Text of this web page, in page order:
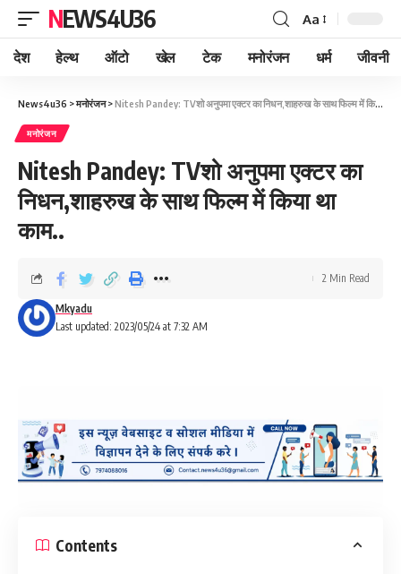
NEWS4U36 Aa
देश हेल्थ ऑटो खेल टेक मनोरंजन धर्म जीवनी
News4u36 >मनोरंजन>Nitesh Pandey: TVशो अनुपमा एक्टर का निधन,शाहरुख के साथ फिल्म में किया था काम..
मनोरंजन
Nitesh Pandey: TVशो अनुपमा एक्टर का
निधन,शाहरुख के साथ फिल्म में किया था
काम..
Last updated: 2023/05/24 at 7:32 AM
Mkyadu
2 Min Read
Contents